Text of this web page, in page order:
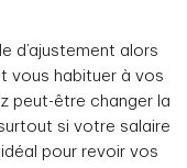
d’ajustement alors
vous habituer à vos
peut-être changer la
si votre salaire
pour revoir vos